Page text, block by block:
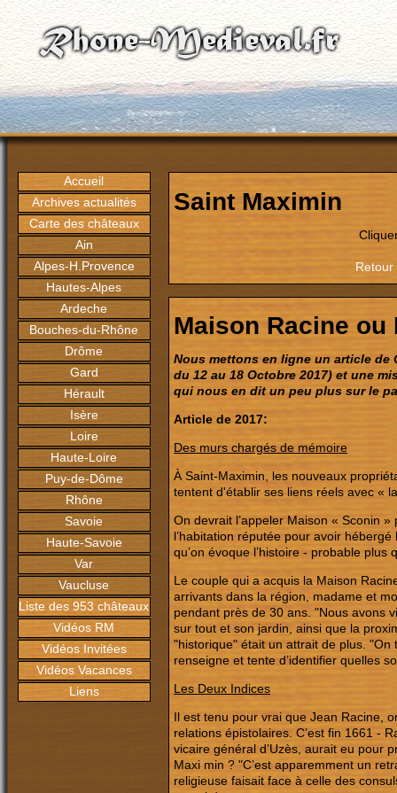
Accueil
Archives actualités
Carte des châteaux
Ain
Alpes-H.Provence
Hautes-Alpes
Ardeche
Bouches-du-Rhône
Drôme
Gard
Hérault
Isère
Loire
Haute-Loire
Puy-de-Dôme
Rhône
Savoie
Haute-Savoie
Var
Vaucluse
Liste des 953 châteaux
Vidéos RM
Vidéos Invitées
Vidéos Vacances
Liens
Saint Maximin
Maison Racine
Nous mettons en ligne un article de
du 12 au 18 Octobre 2017) et une
qui nous en dit un peu plus sur le
Article de 2017:
Des murs chargés de mémoire
À Saint-Maximin, les nouveaux
tentent d'établir ses liens réels avec «
On devrait l’appeler Maison « Sconin
l’habitation réputée pour avoir
qu’on évoque l’histoire - probable
Le couple qui a acquis la Maison
arrivants dans la région, madame et
pendant près de 30 ans. "Nous avons
sur tout et son jardin, ainsi que la
"historique" était un attrait de plus.
renseigne et tente d’identifier quelles
Les Deux Indices
Il est tenu pour vrai que Jean Racine,
relations épistolaires. C’est fin 1661 -
vicaire général d’Uzès, aurait eu pour
Maxi min ? "C’est apparemment un
religieuse faisait face à celle des